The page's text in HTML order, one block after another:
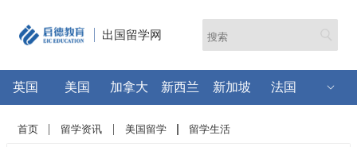
出国留学网
英国 美国 加拿大 新西兰 新加坡 法国
首页 留学资讯 美国留学 留学生活